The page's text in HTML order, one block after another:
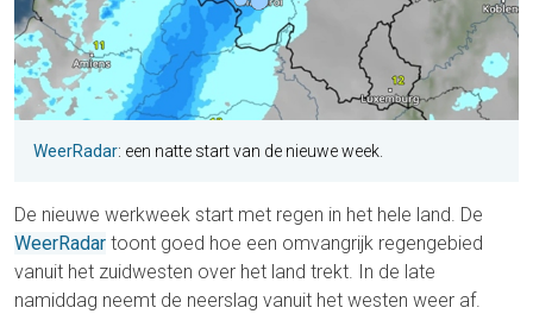
WeerRadar: een natte start van de nieuwe week.
De nieuwe werkweek start met regen in het hele land. De
WeerRadar toont goed hoe een omvangrijk regengebied
vanuit het zuidwesten over het land trekt. In de late
namiddag neemt de neerslag vanuit het westen weer af.